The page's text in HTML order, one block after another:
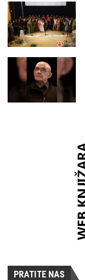
PRATITE NAS